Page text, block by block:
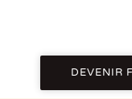
DEVENIR